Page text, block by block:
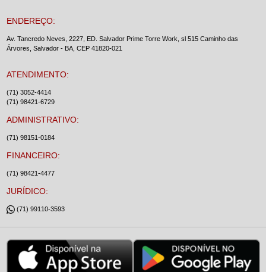
ENDEREÇO:
Av. Tancredo Neves, 2227, ED. Salvador Prime Torre Work, sl 515 Caminho das
Árvores, Salvador - BA, CEP 41820-021
ATENDIMENTO:
(71) 3052-4414
(71) 98421-6729
ADMINISTRATIVO:
(71) 98151-0184
FINANCEIRO:
(71) 98421-4477
JURÍDICO:
(71) 99110-3593